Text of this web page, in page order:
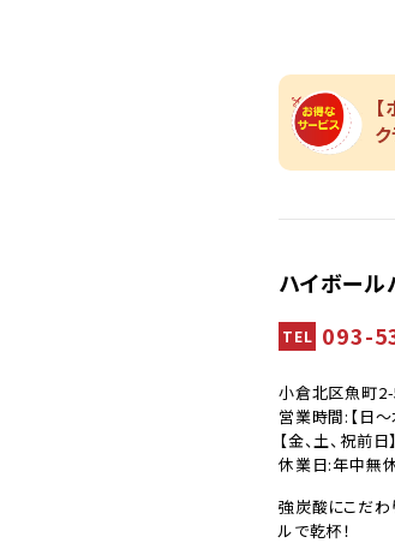
ハイボー
TEL 093-
小倉北区魚町
営業時間:【日
【金、土、祝前
休業日:年中無
強炭酸にこだわ
ルで乾杯！